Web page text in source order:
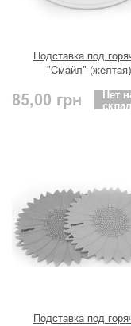
Подставка под
"Смайл" (желтая)
85,00 грн
Нет
Подставка под